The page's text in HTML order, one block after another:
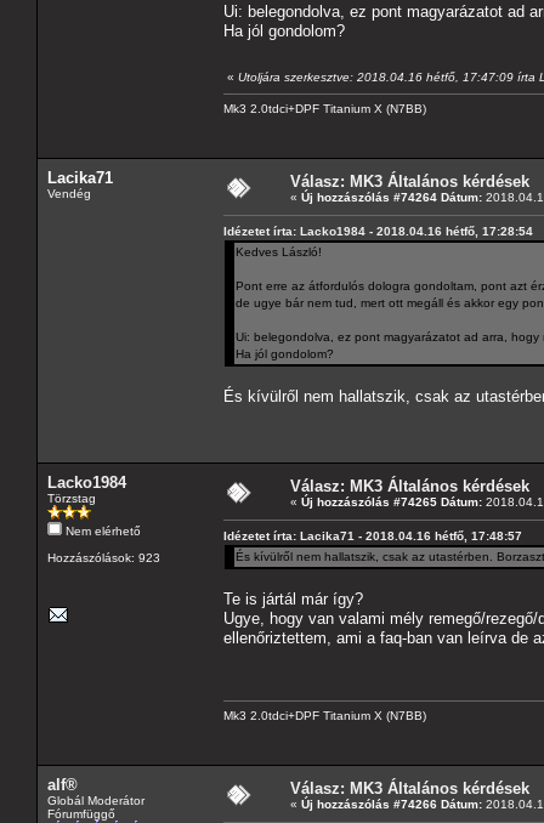
Ui: belegondolva, ez pont magyarázatot ad
Ha jól gondolom?
« Utoljára szerkesztve: 2018.04.16 hétfő, 17:47:09 írta
Mk3 2.0tdci+DPF Titanium X (N7BB)
Lacika71
Vendég
Válasz: MK3 Általános kérdések
« Új hozzászólás #74264 Dátum:
Idézetet írta: Lacko1984 - 2018.04.16 hétfő, 17:28:54
Kedves László!
Pont erre az átfordulós dologra gondoltam, pont azt
de ugye bár nem tud, mert ott megáll és akkor egy
Ui: belegondolva, ez pont magyarázatot ad arra,
Ha jól gondolom?
És kívülről nem hallatszik, csak az
Lacko1984
Törzstag
Nem elérhető
Hozzászólások: 923
Válasz: MK3 Általános kérdések
« Új hozzászólás #74265 Dátum:
Idézetet írta: Lacika71 - 2018.04.16 hétfő, 17:48:57
És kívülről nem hallatszik, csak az utastérben.
Te is jártál már így?
Ugye, hogy van valami mély remegő/
ellenőriztettem, ami a faq-ban van leírva de
Mk3 2.0tdci+DPF Titanium X (N7BB)
alf®
Globál Moderátor
Fórumfüggő
Válasz: MK3 Általános kérdések
« Új hozzászólás #74266 Dátum: